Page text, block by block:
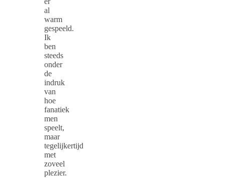
al
warm
gespeeld.
Ik
ben
steeds
onder
de
indruk
van
hoe
fanatiek
men
speelt,
maar
tegelijkertijd
met
zoveel
plezier.